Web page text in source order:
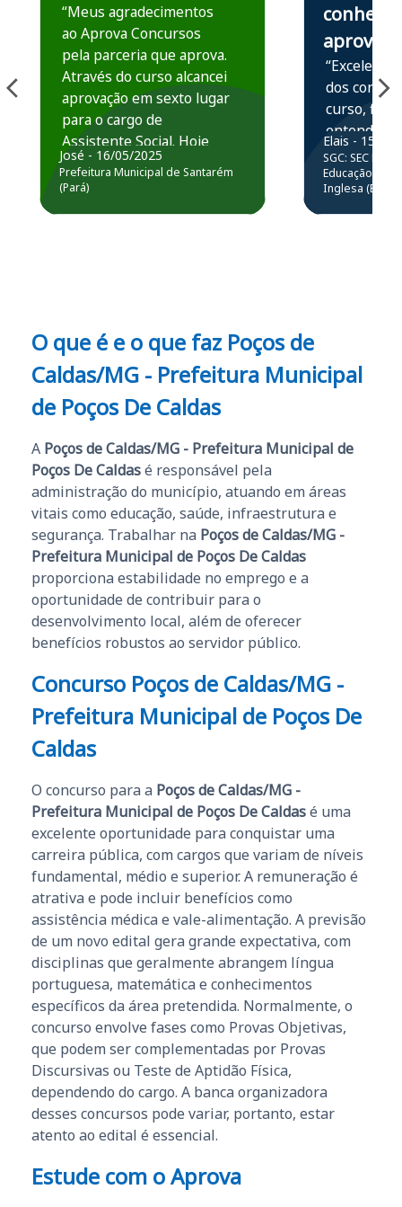
“Meus agradecimentos
ao Aprova Concursos
pela parceria que aprova.
Através do curso alcancei
aprovação em sexto lugar
para o cargo de
Assistente Social. Hoje
estou atuando na
Prefeitura de Santarém.
José - 16/05/2025
Prefeitura Municipal de Santarém
(Pará)
conhece,
aprova
“Excelente
dos
curso,
entender e
prática
resolução
questões.”
Elais - 15/07/
SGC: SEC BA
Educação
Inglesa (Edital
O que é e o que faz Poços de
Caldas/MG - Prefeitura Municipal
de Poços De Caldas
A Poços de Caldas/MG - Prefeitura Municipal de
Poços De Caldasé responsável pela
administração do município, atuando em áreas
vitais como educação, saúde, infraestrutura e
segurança. Trabalhar na Poços de Caldas/MG -
Prefeitura Municipal de Poços De Caldas
proporciona estabilidade no emprego e a
oportunidade de contribuir para o
desenvolvimento local, além de oferecer
benefícios robustos ao servidor público.
Concurso Poços de Caldas/MG -
Prefeitura Municipal de Poços De
Caldas
O concurso para a Poços de Caldas/MG -
Prefeitura Municipal de Poços De Caldasé uma
excelente oportunidade para conquistar uma
carreira pública, com cargos que variam de níveis
fundamental, médio e superior. A remuneração é
atrativa e pode incluir benefícios como
assistência médica e vale-alimentação. A previsão
de um novo edital gera grande expectativa, com
disciplinas que geralmente abrangem língua
portuguesa, matemática e conhecimentos
específicos da área pretendida. Normalmente, o
concurso envolve fases como Provas Objetivas,
que podem ser complementadas por Provas
Discursivas ou Teste de Aptidão Física,
dependendo do cargo. A banca organizadora
desses concursos pode variar, portanto, estar
atento ao edital é essencial.
Estude com o Aprova